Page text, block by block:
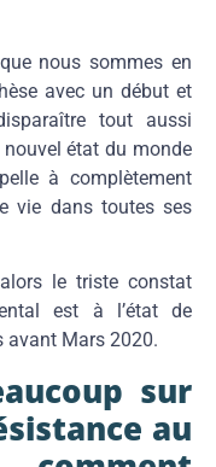
nous sommes en
avec un début et
tout aussi
nouvel état du monde
à complètement
vie dans toutes ses
le triste constat
est à l’état de
avant Mars 2020.
sur
au